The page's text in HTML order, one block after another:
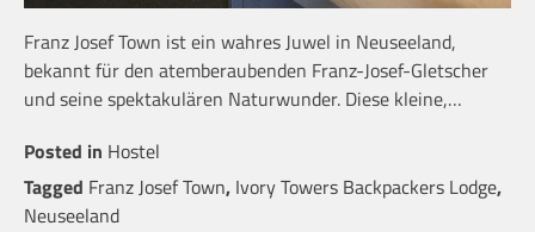
Franz Josef Town ist ein wahres Juwel in Neuseeland,
bekannt für den atemberaubenden Franz-Josef-Gletscher
und seine spektakulären Naturwunder. Diese kleine,…
Posted in Hostel
Tagged Franz Josef Town, Ivory Towers Backpackers Lodge,
Neuseeland